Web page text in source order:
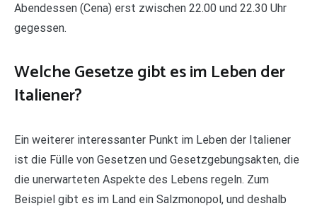
Abendessen (Cena) erst zwischen 22.00 und 22.30 Uhr
gegessen.
Welche Gesetze gibt es im Leben der
Italiener?
Ein weiterer interessanter Punkt im Leben der Italiener
ist die Fülle von Gesetzen und Gesetzgebungsakten, die
die unerwarteten Aspekte des Lebens regeln. Zum
Beispiel gibt es im Land ein Salzmonopol, und deshalb